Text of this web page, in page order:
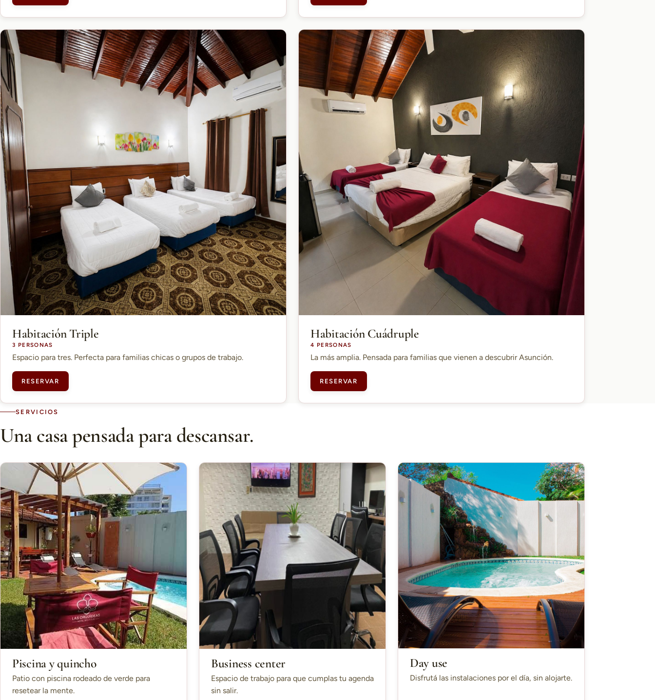
Habitación Triple
3 PERSONAS
Espacio para tres. Perfecta para familias chicas o grupos de trabajo.
RESERVAR
Habitación Cuádruple
4 PERSONAS
La más amplia. Pensada para familias que vienen a descubrir Asunción.
RESERVAR
SERVICIOS
Una casa pensada para descansar.
Piscina y quincho
Patio con piscina rodeado de verde para
resetear la mente.
Business center
Espacio de trabajo para que cumplas tu agenda
sin salir.
Day use
Disfrutá las instalaciones por el día, sin alojarte.